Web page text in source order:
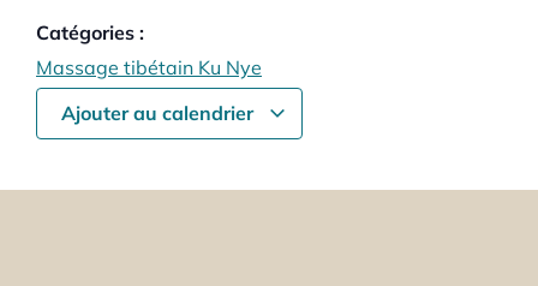
Catégories :
Massage tibétain Ku Nye
Ajouter au calendrier